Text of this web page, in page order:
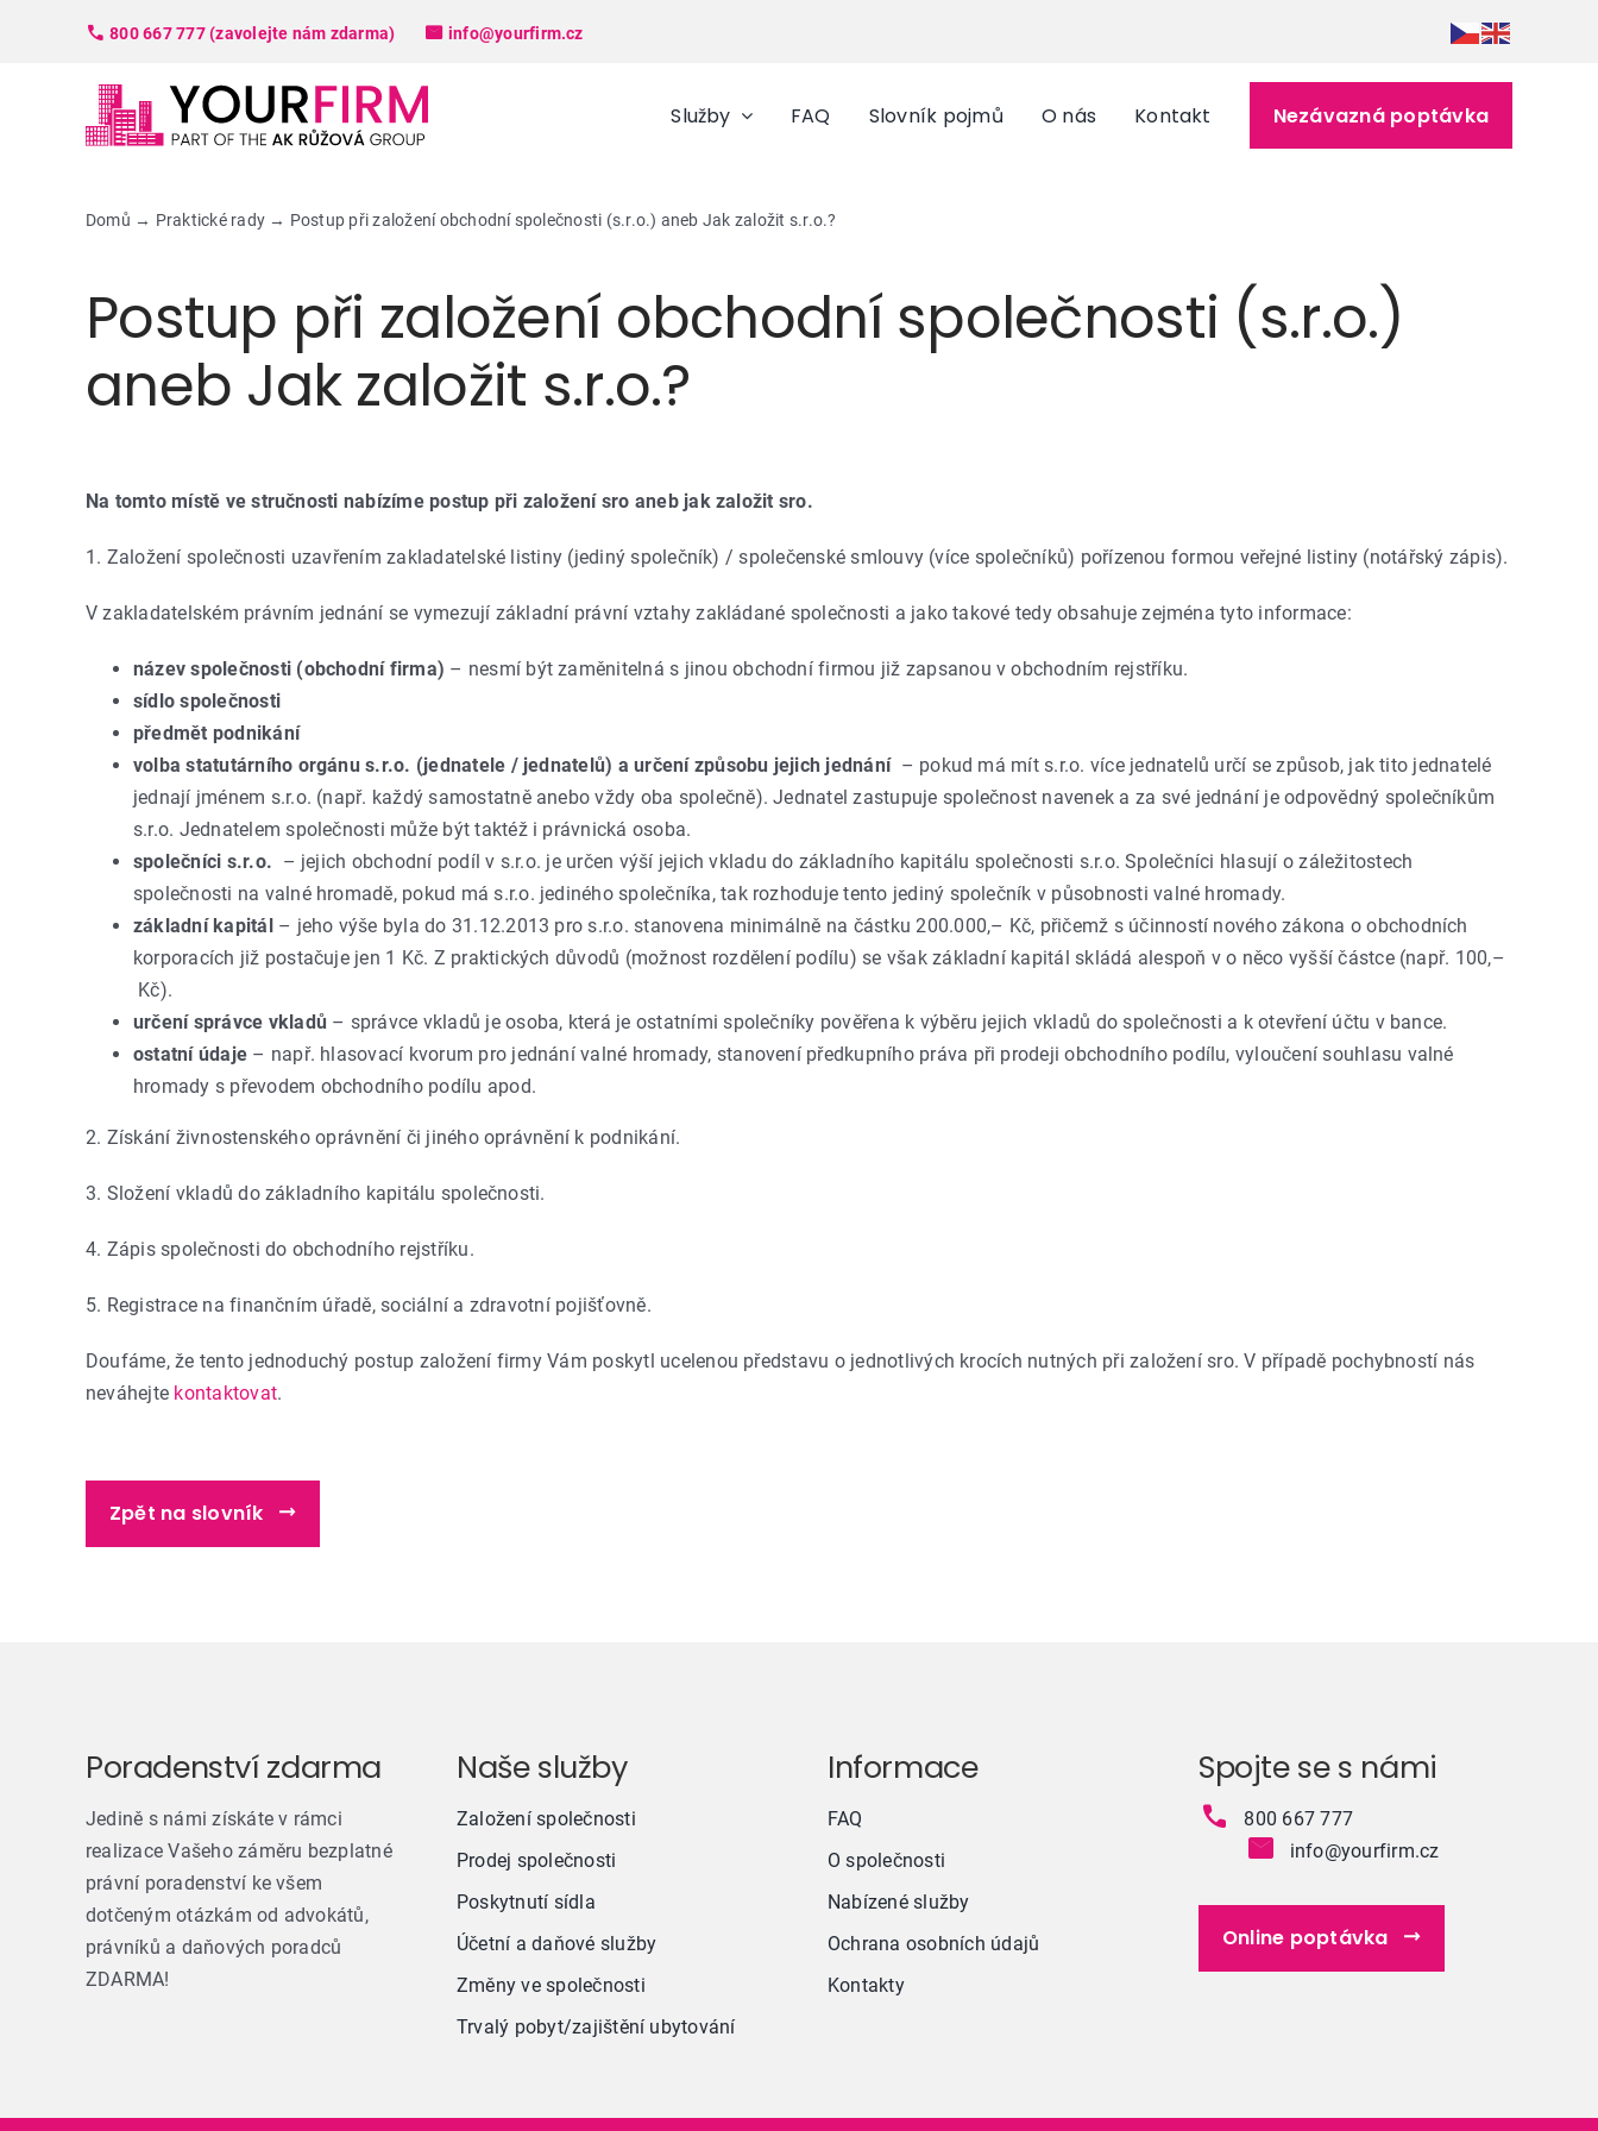
800 667 777 (zavolejte nám zdarma) info@yourfirm.cz
Služby FAQ Slovník pojmů O nás Kontakt Nezávazná poptávka
Domů → Praktické rady → Postup při založení obchodní společnosti (s.r.o.) aneb Jak založit s.r.o.?
Postup při založení obchodní společnosti (s.r.o.)
aneb Jak založit s.r.o.?
Na tomto místě ve stručnosti nabízíme postup při založení sro aneb jak založit sro.
1. Založení společnosti uzavřením zakladatelské listiny (jediný společník) / společenské smlouvy (více společníků) pořízenou formou veřejné listiny (notářský zápis).
V zakladatelském právním jednání se vymezují základní právní vztahy zakládané společnosti a jako takové tedy obsahuje zejména tyto informace:
název společnosti (obchodní firma) – nesmí být zaměnitelná s jinou obchodní firmou již zapsanou v obchodním rejstříku.
sídlo společnosti
předmět podnikání
volba statutárního orgánu s.r.o. (jednatele / jednatelů) a určení způsobu jejich jednání– pokud má mít s.r.o. více jednatelů určí se způsob, jak tito jednatelé
jednají jménem s.r.o. (např. každý samostatně anebo vždy oba společně). Jednatel zastupuje společnost navenek a za své jednání je odpovědný společníkům
s.r.o. Jednatelem společnosti může být taktéž i právnická osoba.
společníci s.r.o. – jejich obchodní podíl v s.r.o. je určen výší jejich vkladu do základního kapitálu společnosti s.r.o. Společníci hlasují o záležitostech
společnosti na valné hromadě, pokud má s.r.o. jediného společníka, tak rozhoduje tento jediný společník v působnosti valné hromady.
základní kapitál– jeho výše byla do 31.12.2013 pro s.r.o. stanovena minimálně na částku 200.000,– Kč, přičemž s účinností nového zákona o obchodních
korporacích již postačuje jen 1 Kč. Z praktických důvodů (možnost rozdělení podílu) se však základní kapitál skládá alespoň v o něco vyšší částce (např. 100,–
Kč).
určení správce vkladů – správce vkladů je osoba, která je ostatními společníky pověřena k výběru jejich vkladů do společnosti a k otevření účtu v bance.
ostatní údaje – např. hlasovací kvorum pro jednání valné hromady, stanovení předkupního práva při prodeji obchodního podílu, vyloučení souhlasu valné
hromady s převodem obchodního podílu apod.
2. Získání živnostenského oprávnění či jiného oprávnění k podnikání.
3. Složení vkladů do základního kapitálu společnosti.
4. Zápis společnosti do obchodního rejstříku.
5. Registrace na finančním úřadě, sociální a zdravotní pojišťovně.
Doufáme, že tento jednoduchý postup založení firmy Vám poskytl ucelenou představu o jednotlivých krocích nutných při založení sro. V případě pochybností nás
neváhejte kontaktovat.
Zpět na slovník
Poradenství zdarma
Jedině s námi získáte v rámci
realizace Vašeho záměru bezplatné
právní poradenství ke všem
dotčeným otázkám od advokátů,
právníků a daňových poradců
ZDARMA!
Naše služby
Založení společnosti
Prodej společnosti
Poskytnutí sídla
Účetní a daňové služby
Změny ve společnosti
Trvalý pobyt/zajištění ubytování
Informace
FAQ
O společnosti
Nabízené služby
Ochrana osobních údajů
Kontakty
Spojte se s námi
800 667 777
info@yourfirm.cz
Online poptávka